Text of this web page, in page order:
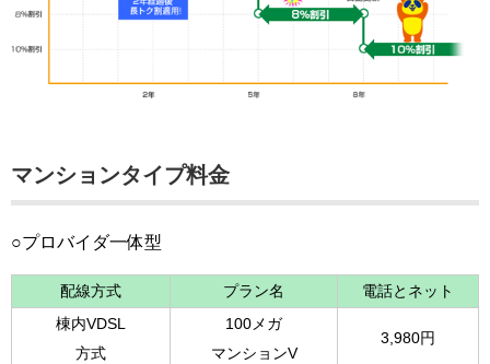
マンションタイプ料金
○プロバイダ一体型
配線方式 プラン名
電話とネット
棟内VDSL
方式
100メガ
マンションV
3,980円